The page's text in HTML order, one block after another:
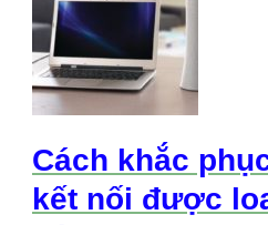
Cách khắc
kết nối được